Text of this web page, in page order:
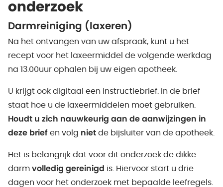
onderzoek
Darmreiniging (laxeren)
Na het ontvangen van uw afspraak, kunt u het
recept voor het laxeermiddel de volgende werkdag
na 13.00uur ophalen bij uw eigen apotheek.
U krijgt ook digitaal een instructiebrief. In de brief
staat hoe u de laxeermiddelen moet gebruiken.
Houdt u zich nauwkeurig aan de aanwijzingen in
deze brief en volg niet de bijsluiter van de apotheek.
Het is belangrijk dat voor dit onderzoek de dikke
darm volledig gereinigd is. Hiervoor start u drie
dagen voor het onderzoek met bepaalde leefregels.